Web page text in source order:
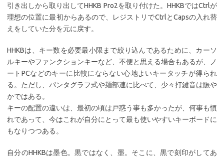
引き出しから取り出してHHKB Pro2を取り付けた。HHKBではCtrlが
理想の位置に最初からあるので、レジストリでCtrlとCapsの入れ替
えをしていた分を元に戻す。
HHKBは、キー数を必要最小限まで絞り込んであるために、カーソ
ルキーやファンクションキーなど、不便と思える場合もあるが、ノ
ートPCなどのキーに比較にならない心地よいキータッチが得られ
る。ただし、パンタグラフ式や麺部連に比べて、少々打鍵音は賑や
かではある。
キーの配置の違いは、最初の頃は戸惑う事も多かったが、何事も慣
れであって、今はこれが自分にとって最も使いやすいキーボードに
もなりつつある。
自分のHHKBは墨色。黒ではなく、墨。そこに、黒で刻印がしてあ